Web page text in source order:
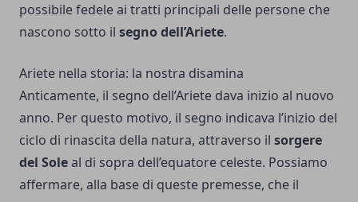
possibile fedele ai tratti principali delle persone che
nascono sotto il segno dell’Ariete.
Ariete nella storia: la nostra disamina
Anticamente, il segno dell’Ariete dava inizio al nuovo
anno. Per questo motivo, il segno indicava l’inizio del
ciclo di rinascita della natura, attraverso il sorgere
del Soleal di sopra dell’equatore celeste. Possiamo
affermare, alla base di queste premesse, che il